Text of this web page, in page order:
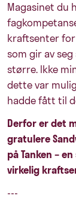
Magasinet du
kraftsenter for
som gir av
større. Ikke
dette var
hadde fått til
Derfor er det
gratulere
på Tanken –
virkelig
---